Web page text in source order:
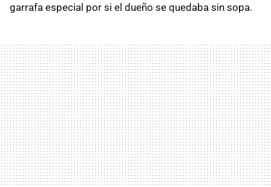
garrafa especial por si el dueño se quedaba sin sopa.